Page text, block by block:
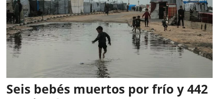
Seis bebés muertos por frío y 442